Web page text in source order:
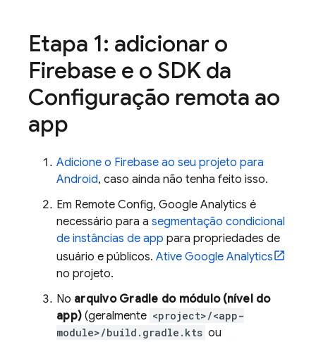
Etapa 1: adicionar o
Firebase e o SDK da
Configuração remota ao
app
Adicione o Firebase ao seu projeto para
Android, caso ainda não tenha feito isso.
Em Remote Config, Google Analytics é
necessário para a segmentação condicional
de instâncias de app para propriedades de
usuário e públicos. Ative Google Analytics
no projeto.
No arquivo Gradle do módulo (nível do
app) (geralmente <project>/<app-
module>/build.gradle.kts ou